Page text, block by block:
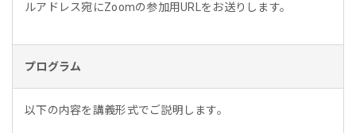
ルアドレス宛にZoomの参加用URLをお送りします。
プログラム
以下の内容を講義形式でご説明します。